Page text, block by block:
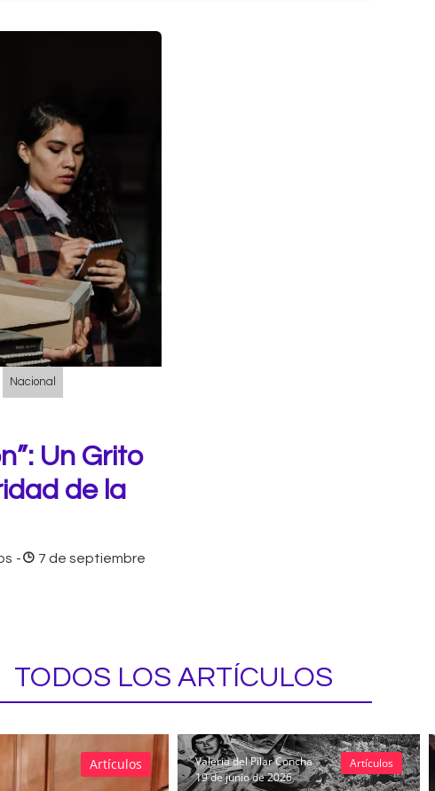
Nacional
Un Grito
de la
-
7 de septiembre
TODOS LOS ARTÍCULOS
Artículos
Valeria del Pilar Concha
19 de junio de 2026
Artículos